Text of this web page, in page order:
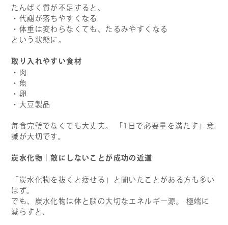
たんぱく質が不足すると、
・代謝が落ちやすくなる
・体重は変わらなくても、たるみやすくなる
という状態に。
取り入れやすい食材
・肉
・魚
・卵
・大豆製品
毎食完璧でなくても大丈夫。 「1日で必要量を満たす」意
識が大切です。
炭水化物｜敵にしないことが成功の近道
「炭水化物を抜くと痩せる」と聞いたことがある方も多い
はず。
でも、炭水化物は体と脳の大切なエネルギー源。 極端に
減らすと、